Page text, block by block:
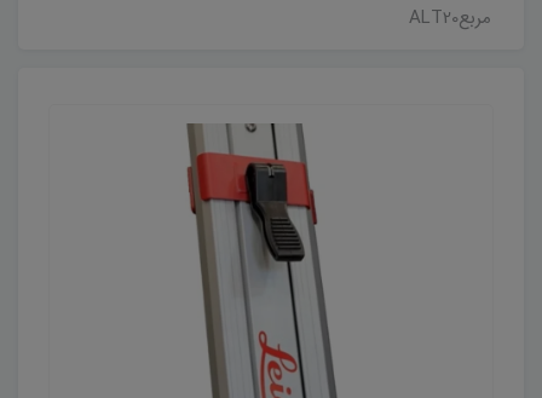
مربعALT20